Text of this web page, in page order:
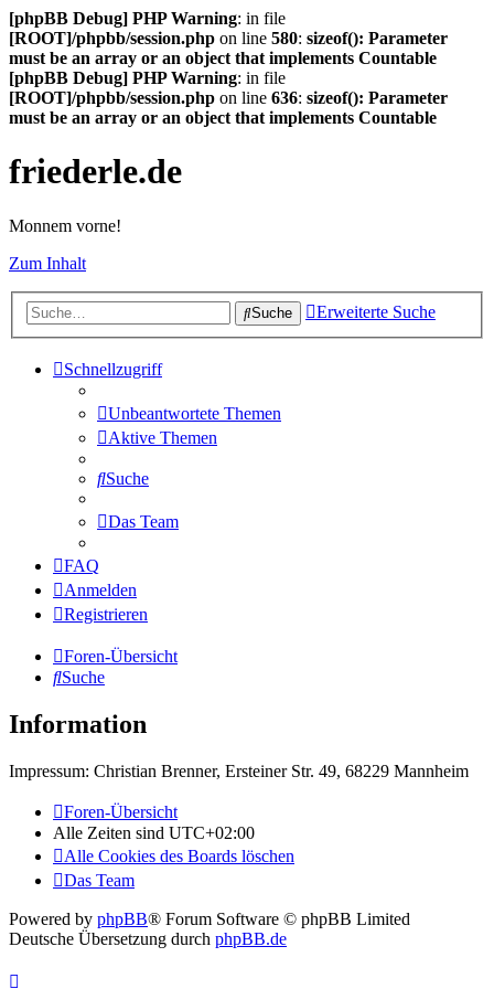
[phpBB Debug] PHP Warning: in file
[ROOT]/phpbb/session.php on line 580: sizeof(): Parameter
must be an array or an object that implements Countable
[phpBB Debug] PHP Warning: in file
[ROOT]/phpbb/session.php on line 636: sizeof(): Parameter
must be an array or an object that implements Countable
friederle.de
Monnem vorne!
Zum Inhalt
Suche Erweiterte Suche
Schnellzugriff
Unbeantwortete Themen
Aktive Themen
Suche
Das Team
FAQ
Anmelden
Registrieren
Foren-Übersicht
Suche
Information
Impressum: Christian Brenner, Ersteiner Str. 49, 68229 Mannheim
Foren-Übersicht
Alle Zeiten sind UTC+02:00
Alle Cookies des Boards löschen
Das Team
Powered by phpBB® Forum Software © phpBB Limited
Deutsche Übersetzung durch phpBB.de